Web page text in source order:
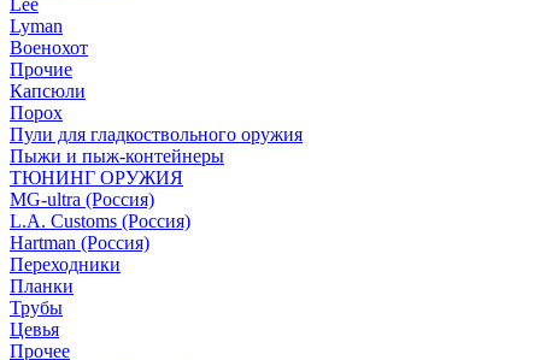
Lee
Lyman
Военохот
Прочие
Капсюли
Порох
Пули для гладкоствольного оружия
Пыжи и пыж-контейнеры
ТЮНИНГ ОРУЖИЯ
MG-ultra (Россия)
L.A. Customs (Россия)
Hartman (Россия)
Переходники
Планки
Трубы
Цевья
Прочее